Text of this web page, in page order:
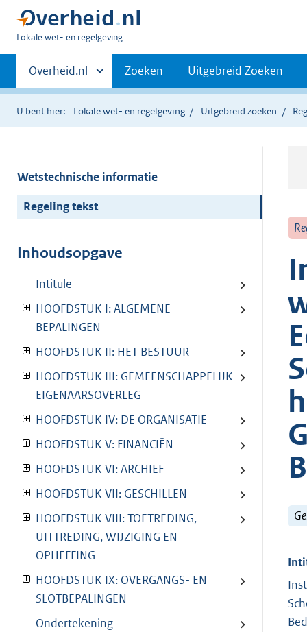
U
hier:
Lokale wet- en regelgeving
Primaire
navigatie
Andere
sites
binnen
Overheid.nl Zoeken Uitgebreid Zoeken
U bent hier: Lokale wet- en regelgeving Uitgebreid zoeken
Wetstechnische informatie
Regeling tekst
Inhoudsopgave
Intitule
HOOFDSTUK I: ALGEMENE
BEPALINGEN
HOOFDSTUK II: HET BESTUUR
HOOFDSTUK III: GEMEENSCHAPPELIJK
EIGENAARSOVERLEG
HOOFDSTUK IV: DE ORGANISATIE
HOOFDSTUK V: FINANCIËN
HOOFDSTUK VI: ARCHIEF
HOOFDSTUK VII: GESCHILLEN
HOOFDSTUK VIII: TOETREDING,
UITTREDING, WIJZIGING EN
OPHEFFING
HOOFDSTUK IX: OVERGANGS- EN
SLOTBEPALINGEN
Ondertekening